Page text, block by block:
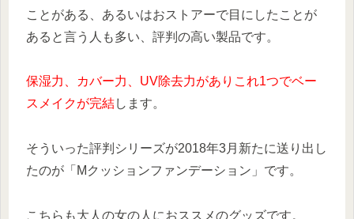
ことがある、あるいはおストアーで目にしたことが
あると言う人も多い、評判の高い製品です。
保湿力、カバー力、UV除去力がありこれ1つでベー
スメイクが完結します。
そういった評判シリーズが2018年3月新たに送り出し
たのが「Mクッションファンデーション」です。
こちらも大人の女の人におススメのグッズです。